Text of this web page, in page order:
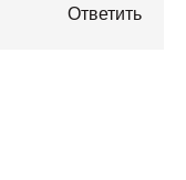
Ответить